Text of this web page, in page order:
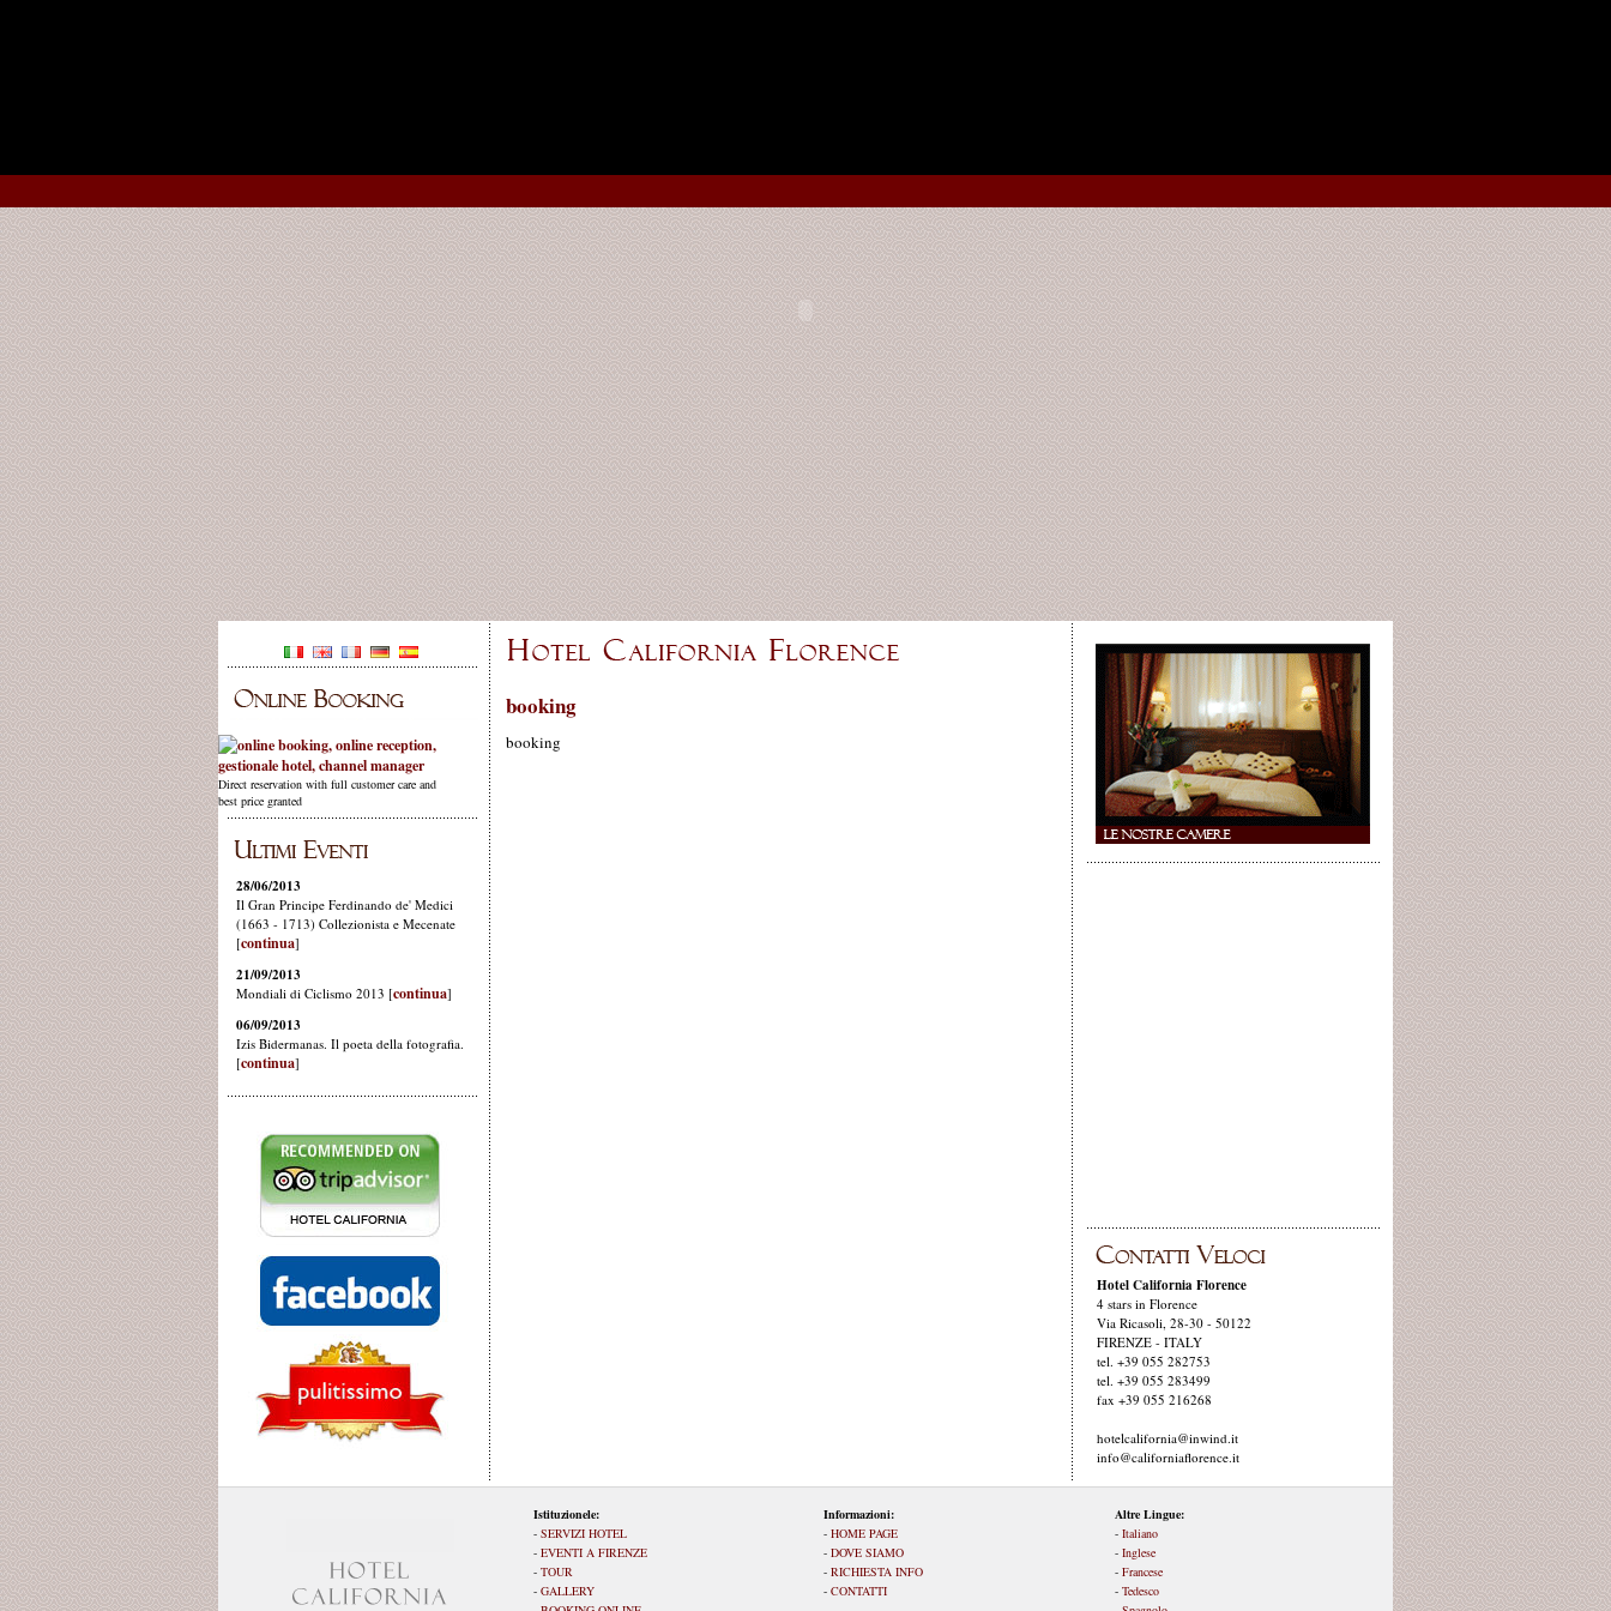
Direct reservation with full customer care and
best price granted
booking
booking
Hotel California Florence
4 stars in Florence
Via Ricasoli, 28-30 - 50122
FIRENZE - ITALY
tel. +39 055 282753
tel. +39 055 283499
fax +39 055 216268
hotelcalifornia@inwind.it
info@californiaflorence.it
Istituzionele:
- SERVIZI HOTEL
- EVENTI A FIRENZE
- TOUR
- GALLERY
Informazioni:
- HOME PAGE
- DOVE SIAMO
- RICHIESTA INFO
- CONTATTI
Altre Lingue:
- Italiano
- Inglese
- Francese
- Tedesco